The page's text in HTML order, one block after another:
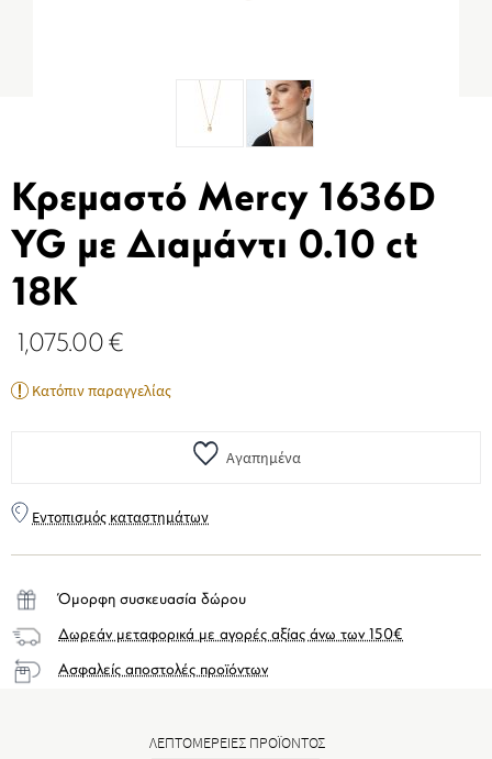
Κρεμαστό Mercy 1636D
YG με Διαμάντι 0.10 ct
18K
1,075.00 €
Κατόπιν παραγγελίας
Αγαπημένα
Εντοπισμός καταστημάτων
Όμορφη συσκευασία δώρου
Δωρεάν μεταφορικά με αγορές αξίας άνω των 150€
Ασφαλείς αποστολές προϊόντων
ΛΕΠΤΟΜΕΡΕΙΕΣ ΠΡΟΪΟΝΤΟΣ